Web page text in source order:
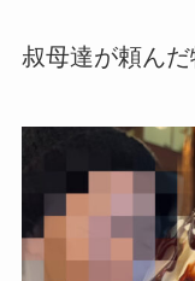
叔母達が頼んだ